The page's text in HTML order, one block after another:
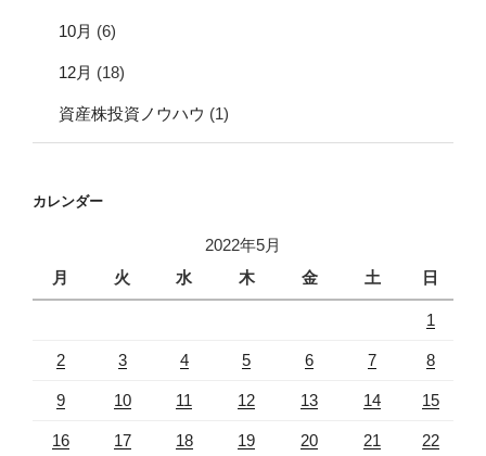
10月 (6)
12月 (18)
資産株投資ノウハウ (1)
カレンダー
2022年5月
月
火 水 木 金 土 日
1
2 3 4 5 6 7 8
9 10 11 12 13 14 15
16 17 18 19 20 21 22